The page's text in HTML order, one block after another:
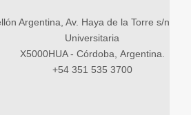
Argentina, Av. Haya de la Torre s/n,
Universitaria
X5000HUA - Córdoba, Argentina.
+54 351 535 3700